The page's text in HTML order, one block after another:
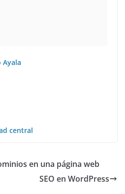
Ayala
central
en una página web
SEO en WordPress